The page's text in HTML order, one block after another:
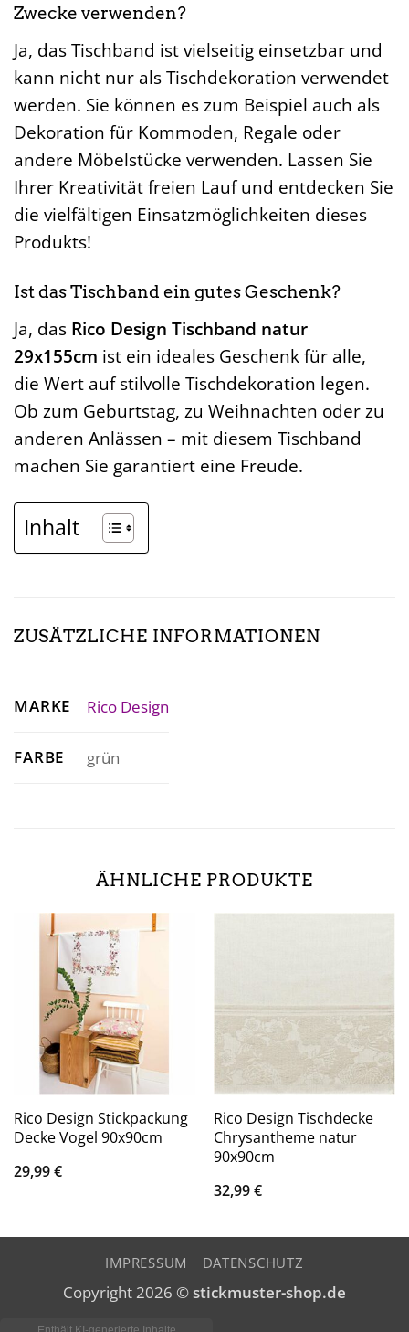
Zwecke verwenden?
Ja, das Tischband ist vielseitig einsetzbar und
kann nicht nur als Tischdekoration verwendet
werden. Sie können es zum Beispiel auch als
Dekoration für Kommoden, Regale oder
andere Möbelstücke verwenden. Lassen Sie
Ihrer Kreativität freien Lauf und entdecken Sie
die vielfältigen Einsatzmöglichkeiten dieses
Produkts!
Ist das Tischband ein gutes Geschenk?
Ja, das Rico Design Tischband natur
29x155cm ist ein ideales Geschenk für alle,
die Wert auf stilvolle Tischdekoration legen.
Ob zum Geburtstag, zu Weihnachten oder zu
anderen Anlässen – mit diesem Tischband
machen Sie garantiert eine Freude.
Inhalt
ZUSÄTZLICHE INFORMATIONEN
MARKE Rico Design
FARBE grün
ÄHNLICHE PRODUKTE
Rico Design Stickpackung
Decke Vogel 90x90cm
29,99€
Rico Design Tischdecke
Chrysantheme natur
90x90cm
32,99€
IMPRESSUM DATENSCHUTZ
Copyright 2026 ©stickmuster-shop.de